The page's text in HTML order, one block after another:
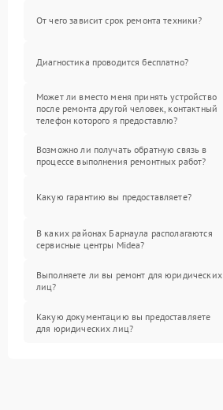
От чего зависит срок ремонта техники?
Диагностика проводится бесплатно?
Может ли вместо меня принять устройство
после ремонта другой человек, контактный
телефон которого я предоставлю?
Возможно ли получать обратную связь в
процессе выполнения ремонтных работ?
Какую гарантию вы предоставляете?
В каких районах Барнаула располагаются
сервисные центры Midea?
Выполняете ли вы ремонт для юридических
лиц?
Какую документацию вы предоставляете
для юридических лиц?